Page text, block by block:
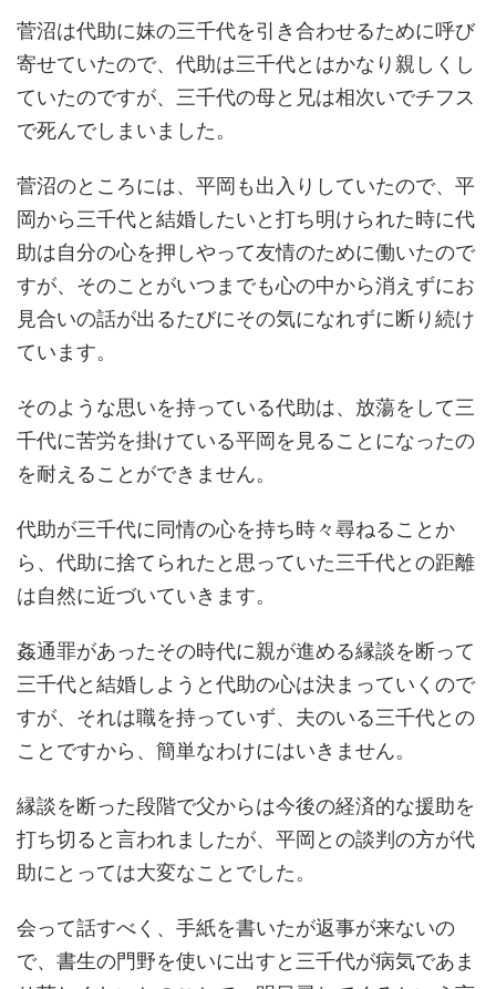
菅沼は代助に妹の三千代を引き合わせるために呼び
寄せていたので、代助は三千代とはかなり親しくし
ていたのですが、三千代の母と兄は相次いでチフス
で死んでしまいました。
菅沼のところには、平岡も出入りしていたので、平
岡から三千代と結婚したいと打ち明けられた時に代
助は自分の心を押しやって友情のために働いたので
すが、そのことがいつまでも心の中から消えずにお
見合いの話が出るたびにその気になれずに断り続け
ています。
そのような思いを持っている代助は、放蕩をして三
千代に苦労を掛けている平岡を見ることになったの
を耐えることができません。
代助が三千代に同情の心を持ち時々尋ねることか
ら、代助に捨てられたと思っていた三千代との距離
は自然に近づいていきます。
姦通罪があったその時代に親が進める縁談を断って
三千代と結婚しようと代助の心は決まっていくので
すが、それは職を持っていず、夫のいる三千代との
ことですから、簡単なわけにはいきません。
縁談を断った段階で父からは今後の経済的な援助を
打ち切ると言われましたが、平岡との談判の方が代
助にとっては大変なことでした。
会って話すべく、手紙を書いたが返事が来ないの
で、書生の門野を使いに出すと三千代が病気であま